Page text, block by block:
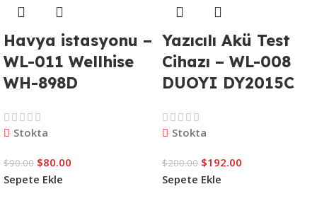
Havya istasyonu –
WL-011 Wellhise
WH-898D
Stokta
$90.00 $80.00
Sepete Ekle
Yazıcılı Akü Test
Cihazı – WL-008
DUOYI DY2015C
Stokta
$200.00 $192.00
Sepete Ekle